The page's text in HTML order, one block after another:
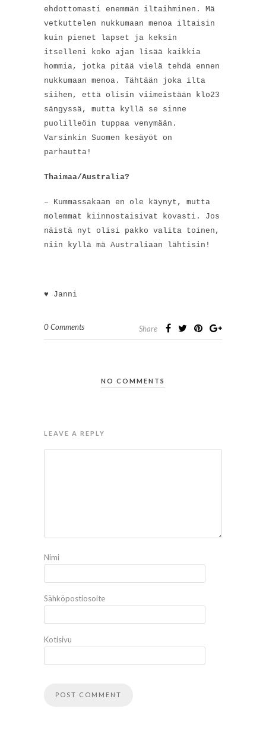
ehdottomasti enemmän iltaihminen. Mä
vetkuttelen nukkumaan menoa iltaisin
kuin pienet lapset ja keksin
itselleni koko ajan lisää kaikkia
hommia, jotka pitää vielä tehdä ennen
nukkumaan menoa. Tähtään joka ilta
siihen, että olisin viimeistään klo23
sängyssä, mutta kyllä se sinne
puolilleöin tuppaa venymään.
Varsinkin Suomen kesäyöt on
parhautta!
Thaimaa/Australia?
– Kummassakaan en ole käynyt, mutta
molemmat kiinnostaisivat kovasti. Jos
näistä nyt olisi pakko valita toinen,
niin kyllä mä Australiaan lähtisin!
♥ Janni
0 Comments Share
NO COMMENTS
LEAVE A REPLY
Nimi
Sähköpostiosoite
Kotisivu